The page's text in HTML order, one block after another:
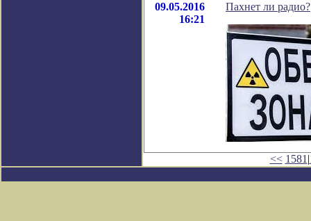
09.05.2016
16:21
Пахнет ли радио?
<< 1581 |